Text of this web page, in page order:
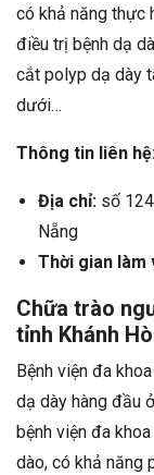
có khả năng thực
điều trị bệnh dạ
cắt polyp dạ dày
dưới…
Thông tin liên
Địa chỉ: số
Nẵng
Thời gian làm
Chữa trào
tỉnh Khánh
Bệnh viện đa
dạ dày hàng đầu
bệnh viện đa
dào, có khả năng